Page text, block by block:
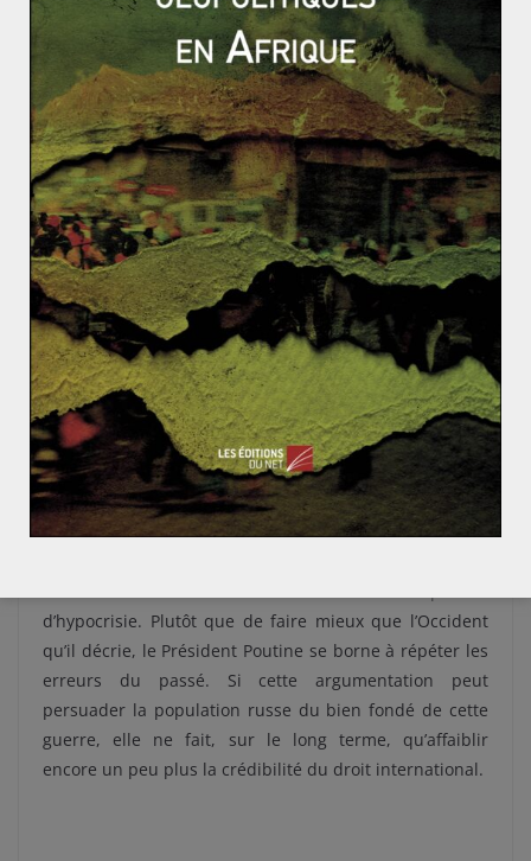
des États. En conséquence, ce droit ne devait que dans
les cas les plus extrêmes conduire à une sécession. En
outre, ce droit ne pouvait être invoqué que par des
populations pouvant être qualifiées de « peuple » à
part entier.[1]
Dès lors, on comprend donc l’intérêt des accusations de
génocide perpétrées à l’encontre de l’Ukraine. Celles-ci
donnent évidemment une justification morale à la
Russie, mais elles justifient aussi la sécession du
Donbass. Quant à la singularité du Donbass, il est
difficile de croire que sa population possède une
identité suffisamment distincte de l’Ukraine alors que
cette caractéristique a été dénié aux Kosovars et aux
Tchétchènes. En réalité, la rhétorique russe prépare
avant tout le terrain à une annexion pure et simple sur
le modèle de la Crimée en soulignant d’un côté la
russophilie de l’Ukraine et, de l’autre, l’absence de
nation ukrainienne.
d’hypocrisie. Plutôt que de faire mieux que l’Occident
qu’il décrie, le Président Poutine se borne à répéter les
erreurs du passé. Si cette argumentation peut
persuader la population russe du bien fondé de cette
guerre, elle ne fait, sur le long terme, qu’affaiblir
encore un peu plus la crédibilité du droit international.